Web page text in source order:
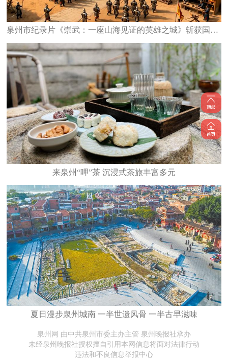
泉州市纪录片《崇武：一座山海见证的英雄之城》斩获国家级大奖
来泉州“呷”茶 沉浸式茶旅丰富多元
夏日漫步泉州城南 一半世遗风骨 一半古早滋味
泉州网 由中共泉州市委主办主管 泉州晚报社承办
未经泉州晚报社授权擅自引用本网信息将面对法律行动
违法和不良信息举报中心